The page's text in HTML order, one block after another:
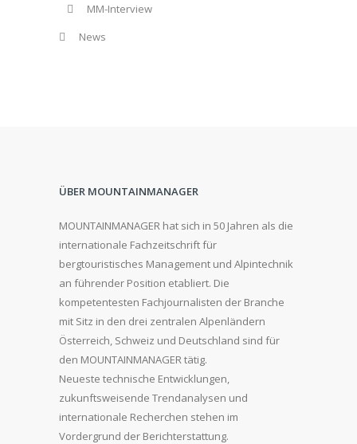
MM-Interview
News
ÜBER MOUNTAINMANAGER
MOUNTAINMANAGER hat sich in 50 Jahren als die
internationale Fachzeitschrift für
bergtouristisches Management und Alpintechnik
an führender Position etabliert. Die
kompetentesten Fachjournalisten der Branche
mit Sitz in den drei zentralen Alpenländern
Österreich, Schweiz und Deutschland sind für
den MOUNTAINMANAGER tätig.
Neueste technische Entwicklungen,
zukunftsweisende Trendanalysen und
internationale Recherchen stehen im
Vordergrund der Berichterstattung.